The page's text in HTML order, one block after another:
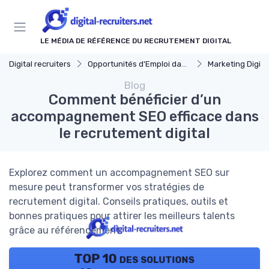
LE MÉDIA DE RÉFÉRENCE DU RECRUTEMENT DIGITAL
Digital recruiters Opportunités d'Emploi dans le Digital Marketing
Blog
Comment bénéficier d’un
accompagnement SEO efficace dans
le recrutement digital
Explorez comment un accompagnement SEO sur
mesure peut transformer vos stratégies de
recrutement digital. Conseils pratiques, outils et
bonnes pratiques pour attirer les meilleurs talents
grâce au référencement.
TOP 10 des solutions
Panneau de gestion des cookies